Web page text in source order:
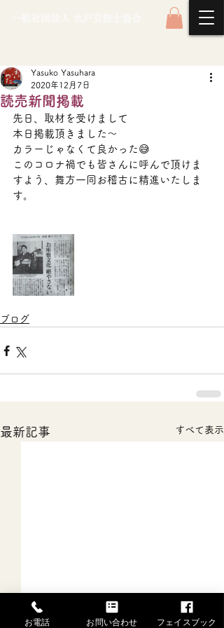
読売新聞掲載
Yasuko Yasuhara
2020年12月7日
先日、取材を受けまして
本日掲載頂きました～
カラーじゃなくて良かった😅
このコロナ禍でも皆さんに呼んで頂けま
すよう、舞方一同お稽古に精進いたしま
す。
ブログ
最新記事 すべて表示
お電話 お問い合わせ フェイスブック